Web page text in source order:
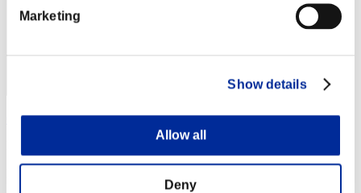
Marketing
Show details
Allow all
Deny
Crazykitty85